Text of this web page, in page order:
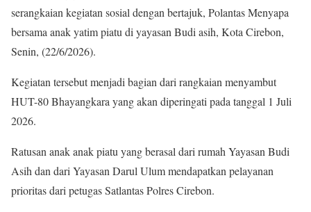
serangkaian kegiatan sosial dengan bertajuk, Polantas Menyapa
bersama anak yatim piatu di yayasan Budi asih, Kota Cirebon,
Senin, (22/6/2026).
Kegiatan tersebut menjadi bagian dari rangkaian menyambut
HUT-80 Bhayangkara yang akan diperingati pada tanggal 1 Juli
2026.
Ratusan anak anak piatu yang berasal dari rumah Yayasan Budi
Asih dan dari Yayasan Darul Ulum mendapatkan pelayanan
prioritas dari petugas Satlantas Polres Cirebon.